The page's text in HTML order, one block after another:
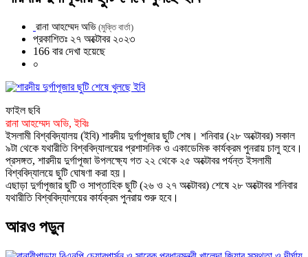
রানা আহম্মেদ অভি (মুক্তি বার্তা)
প্রকাশিতঃ ২৭ অক্টোবর ২০২৩
166 বার দেখা হয়েছে
০
ফাইল ছবি
রানা আহম্মেদ অভি, ইবিঃ
ইসলামী বিশ্ববিদ্যালয় (ইবি) শারদীয় দুর্গাপূজার ছুটি শেষ। শনিবার (২৮ অক্টোবর) সকাল
৯টা থেকে যথারীতি বিশ্ববিদ্যালয়ের প্রশাসনিক ও একাডেমিক কার্যক্রম পুনরায় চালু হবে।
প্রসঙ্গত, শারদীয় দুর্গাপূজা উপলক্ষ্যে গত ২২ থেকে ২৫ অক্টোবর পর্যন্ত ইসলামী
বিশ্ববিদ্যালয়ে ছুটি ঘোষণা করা হয়।
এছাড়া দুর্গাপূজার ছুটি ও সাপ্তাহিক ছুটি (২৬ ও ২৭ অক্টোবর) শেষে ২৮ অক্টোবর শনিবার
যথারীতি বিশ্ববিদ্যালয়ের কার্যক্রম পুনরায় শুরু হবে।
আরও পড়ুন